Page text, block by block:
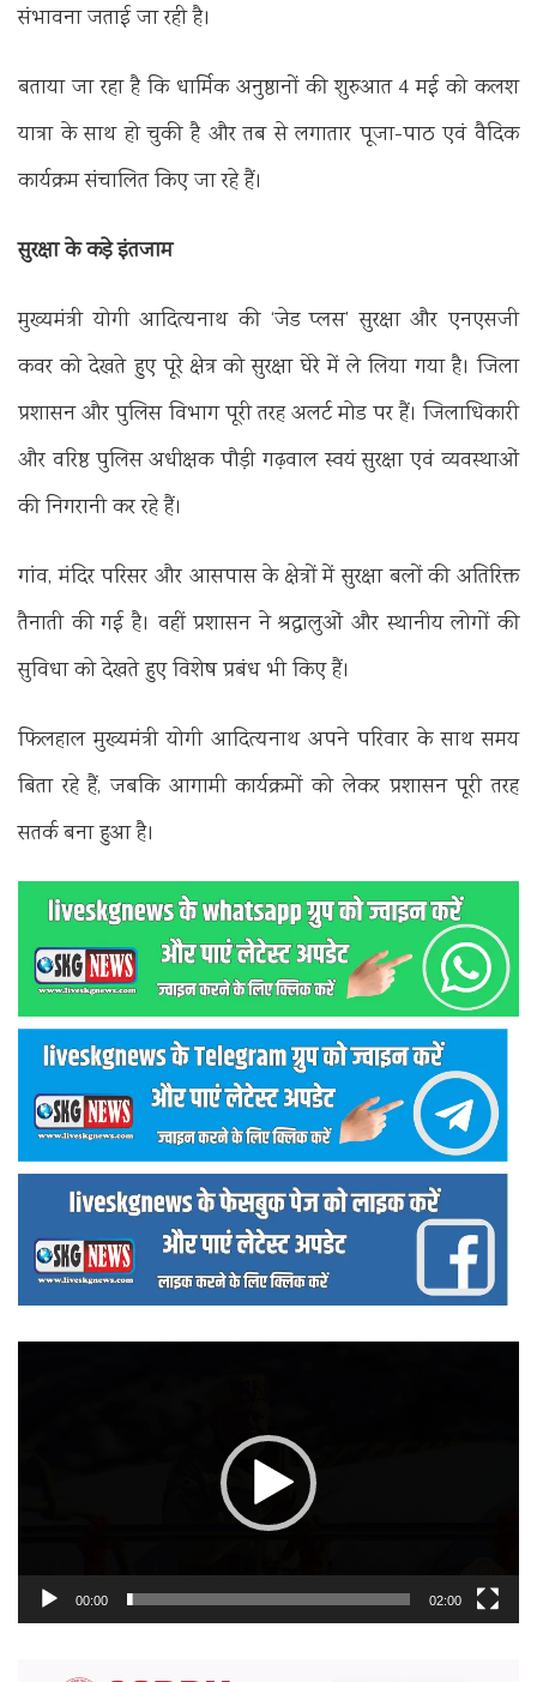
संभावना जताई जा रही है।
बताया जा रहा है कि धार्मिक अनुष्ठानों की शुरुआत 4 मई को कलश
यात्रा के साथ हो चुकी है और तब से लगातार पूजा-पाठ एवं वैदिक
कार्यक्रम संचालित किए जा रहे हैं।
सुरक्षा के कड़े इंतजाम
मुख्यमंत्री योगी आदित्यनाथ की ‘जेड प्लस’ सुरक्षा और एनएसजी
कवर को देखते हुए पूरे क्षेत्र को सुरक्षा घेरे में ले लिया गया है। जिला
प्रशासन और पुलिस विभाग पूरी तरह अलर्ट मोड पर हैं। जिलाधिकारी
और वरिष्ठ पुलिस अधीक्षक पौड़ी गढ़वाल स्वयं सुरक्षा एवं व्यवस्थाओं
की निगरानी कर रहे हैं।
गांव, मंदिर परिसर और आसपास के क्षेत्रों में सुरक्षा बलों की अतिरिक्त
तैनाती की गई है। वहीं प्रशासन ने श्रद्धालुओं और स्थानीय लोगों की
सुविधा को देखते हुए विशेष प्रबंध भी किए हैं।
फिलहाल मुख्यमंत्री योगी आदित्यनाथ अपने परिवार के साथ समय
बिता रहे हैं, जबकि आगामी कार्यक्रमों को लेकर प्रशासन पूरी तरह
सतर्क बना हुआ है।
00:00 02:00